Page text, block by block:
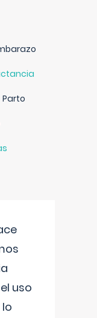
Parto
uso